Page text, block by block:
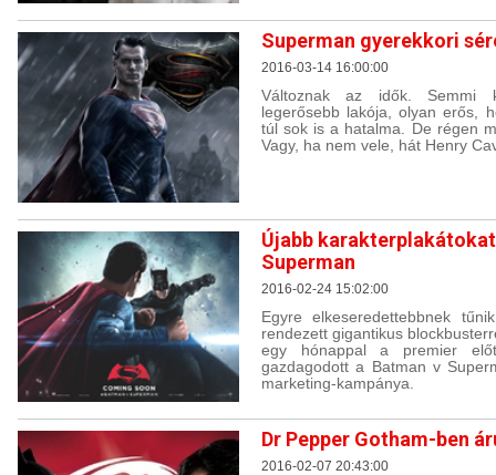
Superman gyerekkori
2016-03-14 16:00:00
Változnak az idők. Semmi
legerősebb lakója, olyan erős,
túl sok is a hatalma. De régen
Vagy, ha nem vele, hát Henry
Újabb
Superman
2016-02-24 15:02:00
Egyre elkeseredettebbnek
rendezett gigantikus
egy hónappal a premier
gazdagodott a Batman v
marketing-kampánya.
Dr Pepper Gotham-ben
2016-02-07 20:43:00